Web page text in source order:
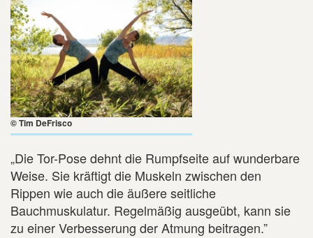
© Tim DeFrisco
„Die Tor-Pose dehnt die Rumpfseite auf wunderbare
Weise. Sie kräftigt die Muskeln zwischen den
Rippen wie auch die äußere seitliche
Bauchmuskulatur. Regelmäßig ausgeübt, kann sie
zu einer Verbesserung der Atmung beitragen.”